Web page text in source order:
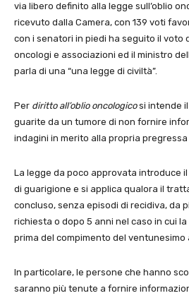
via libero definito alla legge sull’oblio
ricevuto dalla Camera, con 139 voti
con i senatori in piedi ha seguito il voto
oncologi e associazioni ed il ministro
parla di una “una legge di civiltà”.
Per diritto all’oblio oncologicosi intende
guarite da un tumore di non fornire
indagini in merito alla propria
La legge da poco approvata introduce
di guarigione e si applica qualora il
concluso, senza episodi di recidiva, da
richiesta o dopo 5 anni nel caso in cui
prima del compimento del ventunesimo
In particolare, le persone che hanno
saranno più tenute a fornire